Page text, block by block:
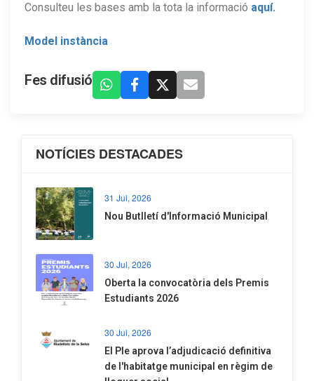
Consulteu les bases amb la tota la informació aquí.
Model instància
Fes difusió
NOTÍCIES DESTACADES
31 Jul, 2026
Nou Butlletí d'Informació Municipal
30 Jul, 2026
Oberta la convocatòria dels Premis
Estudiants 2026
30 Jul, 2026
El Ple aprova l’adjudicació definitiva
de l'habitatge municipal en règim de